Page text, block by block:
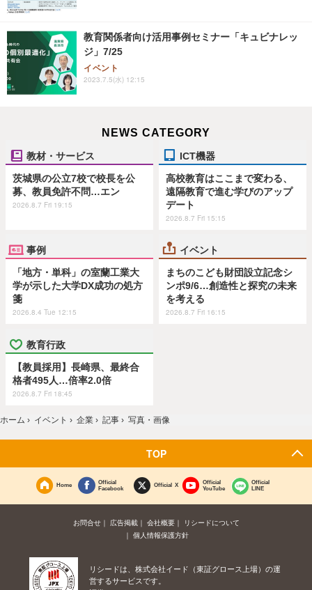
教育関係者向け活用事例セミナー「キュビナレッ
ジ」7/25
イベント
2023.7.5(水) 12:15
NEWS CATEGORY
教材・サービス
茨城県の公立7校で校長を公
募、教員免許不問…エン
2026.8.7 Fri 19:15
ICT機器
高校教育はここまで変わる、
遠隔教育で進む学びのアップ
デート
2026.8.7 Fri 15:15
事例
「地方・単科」の室蘭工業大
学が示した大学DX成功の処方
箋
2026.8.4 Tue 12:15
イベント
まちのこども財団設立記念シ
ンポ9/6…創造性と探究の未来
を考える
2026.8.7 Fri 16:15
教育行政
【教員採用】長崎県、最終合
格者495人…倍率2.0倍
2026.8.7 Fri 18:45
ホーム › イベント › 企業 › 記事 › 写真・画像
TOP
Home
Official
Facebook
Official X
Official
YouTube
Official
LINE
お問合せ 広告掲載 会社概要
リシードについて
個人情報保護方針
リシードは、株式会社イード（東証グロース上場）の運
営するサービスです。